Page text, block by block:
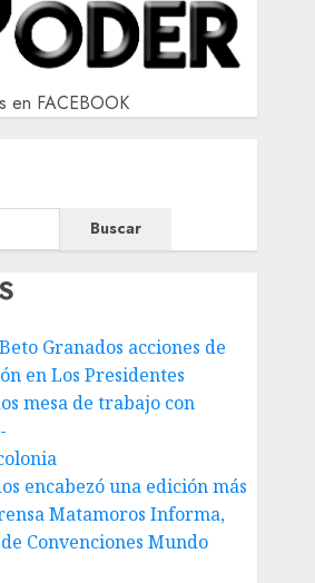
en FACEBOOK
Buscar
Granados acciones de
en Los Presidentes
mesa de trabajo con
encabezó una edición más
Matamoros Informa,
Convenciones Mundo